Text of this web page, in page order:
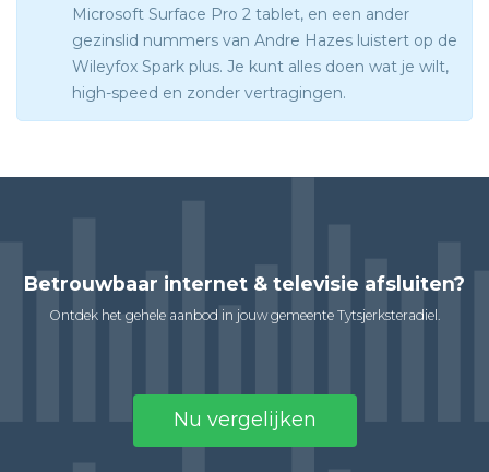
Microsoft Surface Pro 2 tablet, en een ander
gezinslid nummers van Andre Hazes luistert op de
Wileyfox Spark plus. Je kunt alles doen wat je wilt,
high-speed en zonder vertragingen.
Betrouwbaar internet & televisie afsluiten?
Ontdek het gehele aanbod in jouw gemeente Tytsjerksteradiel.
Nu vergelijken